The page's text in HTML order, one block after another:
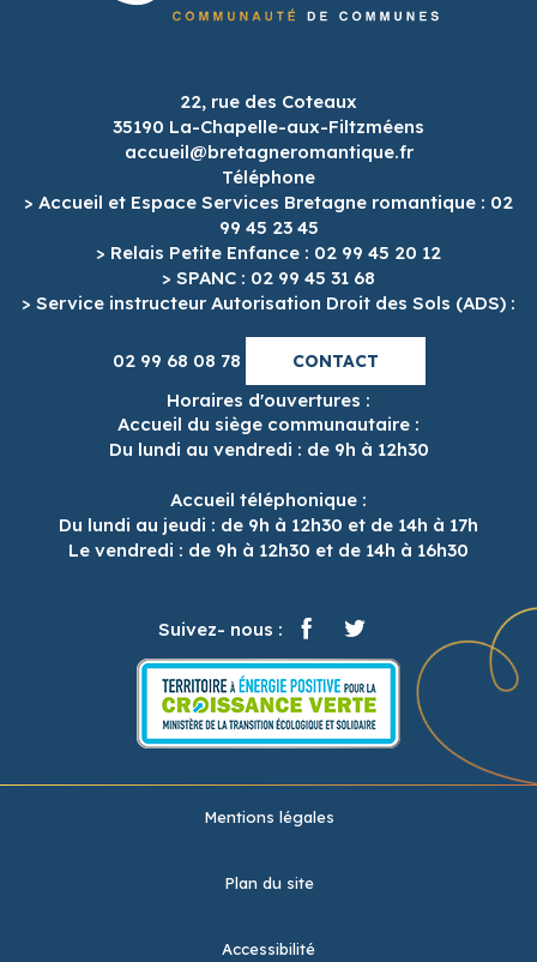
22, rue des Coteaux
35190 La-Chapelle-aux-Filtzméens
accueil@bretagneromantique.fr
Téléphone
> Accueil et Espace Services Bretagne romantique : 02
99 45 23 45
> Relais Petite Enfance : 02 99 45 20 12
> SPANC : 02 99 45 31 68
> Service instructeur Autorisation Droit des Sols (ADS) :
02 99 68 08 78 CONTACT
Horaires d'ouvertures :
Accueil du siège communautaire :
Du lundi au vendredi : de 9h à 12h30
Accueil téléphonique :
Du lundi au jeudi : de 9h à 12h30 et de 14h à 17h
Le vendredi : de 9h à 12h30 et de 14h à 16h30
Suivez- nous :
Mentions légales
Plan du site
Accessibilité